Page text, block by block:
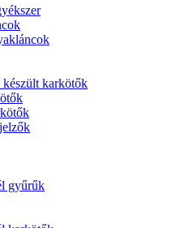
karkötők
gyűrűk